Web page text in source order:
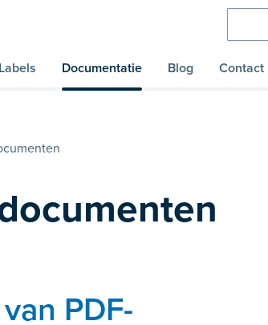
Labels Documentatie Blog Contact
PDF-